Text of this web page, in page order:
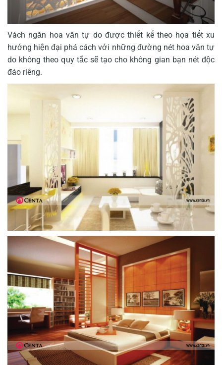
Vách ngăn hoa văn tự do được thiết kế theo họa tiết xu
hướng hiện đại phá cách với những đường nét hoa văn tự
do không theo quy tắc sẽ tạo cho không gian bạn nét độc
đáo riêng.